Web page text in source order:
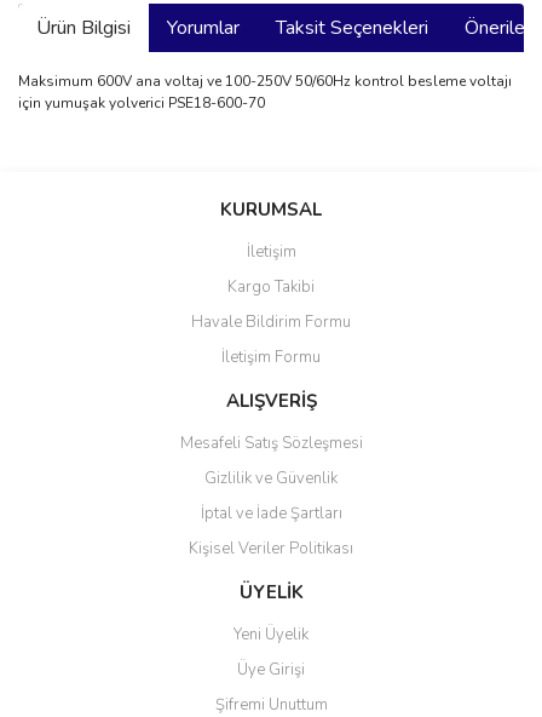
Ürün Bilgisi Yorumlar Taksit Seçenekleri
Maksimum 600V ana voltaj ve 100-250V 50/60Hz kontrol besleme voltajı
için yumuşak yolverici PSE18-600-70
Bu ürüne ilk yorumu siz yapın!
Ürün resmi kalitesiz, bozuk veya görüntülenemiyor.
Ürün açıklamasında eksik bilgiler bulunuyor.
Ürün bilgilerinde hatalar bulunuyor.
Ürün fiyatı diğer sitelerden daha pahalı.
Gönder
KURUMSAL
İletişim
Kargo Takibi
Havale Bildirim Formu
İletişim Formu
ALIŞVERİŞ
Mesafeli Satış Sözleşmesi
Gizlilik ve Güvenlik
İptal ve İade Şartları
Kişisel Veriler Politikası
ÜYELİK
Yeni Üyelik
Üye Girişi
Şifremi Unuttum